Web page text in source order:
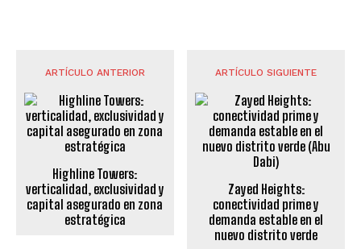
ARTÍCULO ANTERIOR
Highline Towers:
verticalidad, exclusividad y
capital asegurado en zona
estratégica
ARTÍCULO SIGUIENTE
Zayed Heights:
conectividad prime y
demanda estable en el
nuevo distrito verde